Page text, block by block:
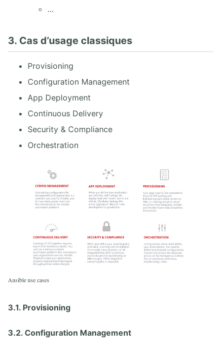
…
3. Cas d’usage classiques
Provisioning
Configuration Management
App Deployment
Continuous Delivery
Security & Compliance
Orchestration
Ansible use cases
3.1. Provisioning
3.2. Configuration Management